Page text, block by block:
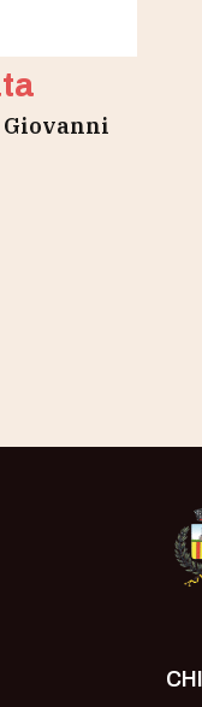
Giovanni
in bianco del Museo